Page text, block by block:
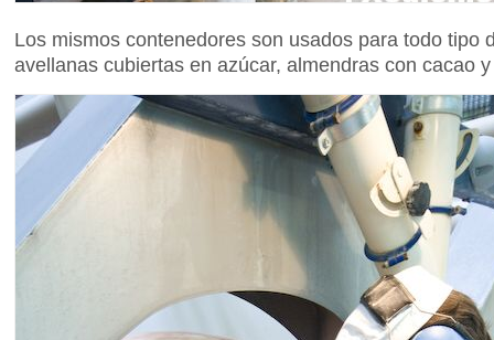
Los mismos contenedores son usados para todo tipo
avellanas cubiertas en azúcar, almendras con cacao